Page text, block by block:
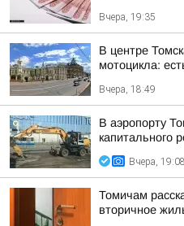
Вчера, 19:35
В центре
мотоцикла:
Вчера, 18:49
В аэропорту
капитального
Вчера, 19:08
Томичам
вторичное